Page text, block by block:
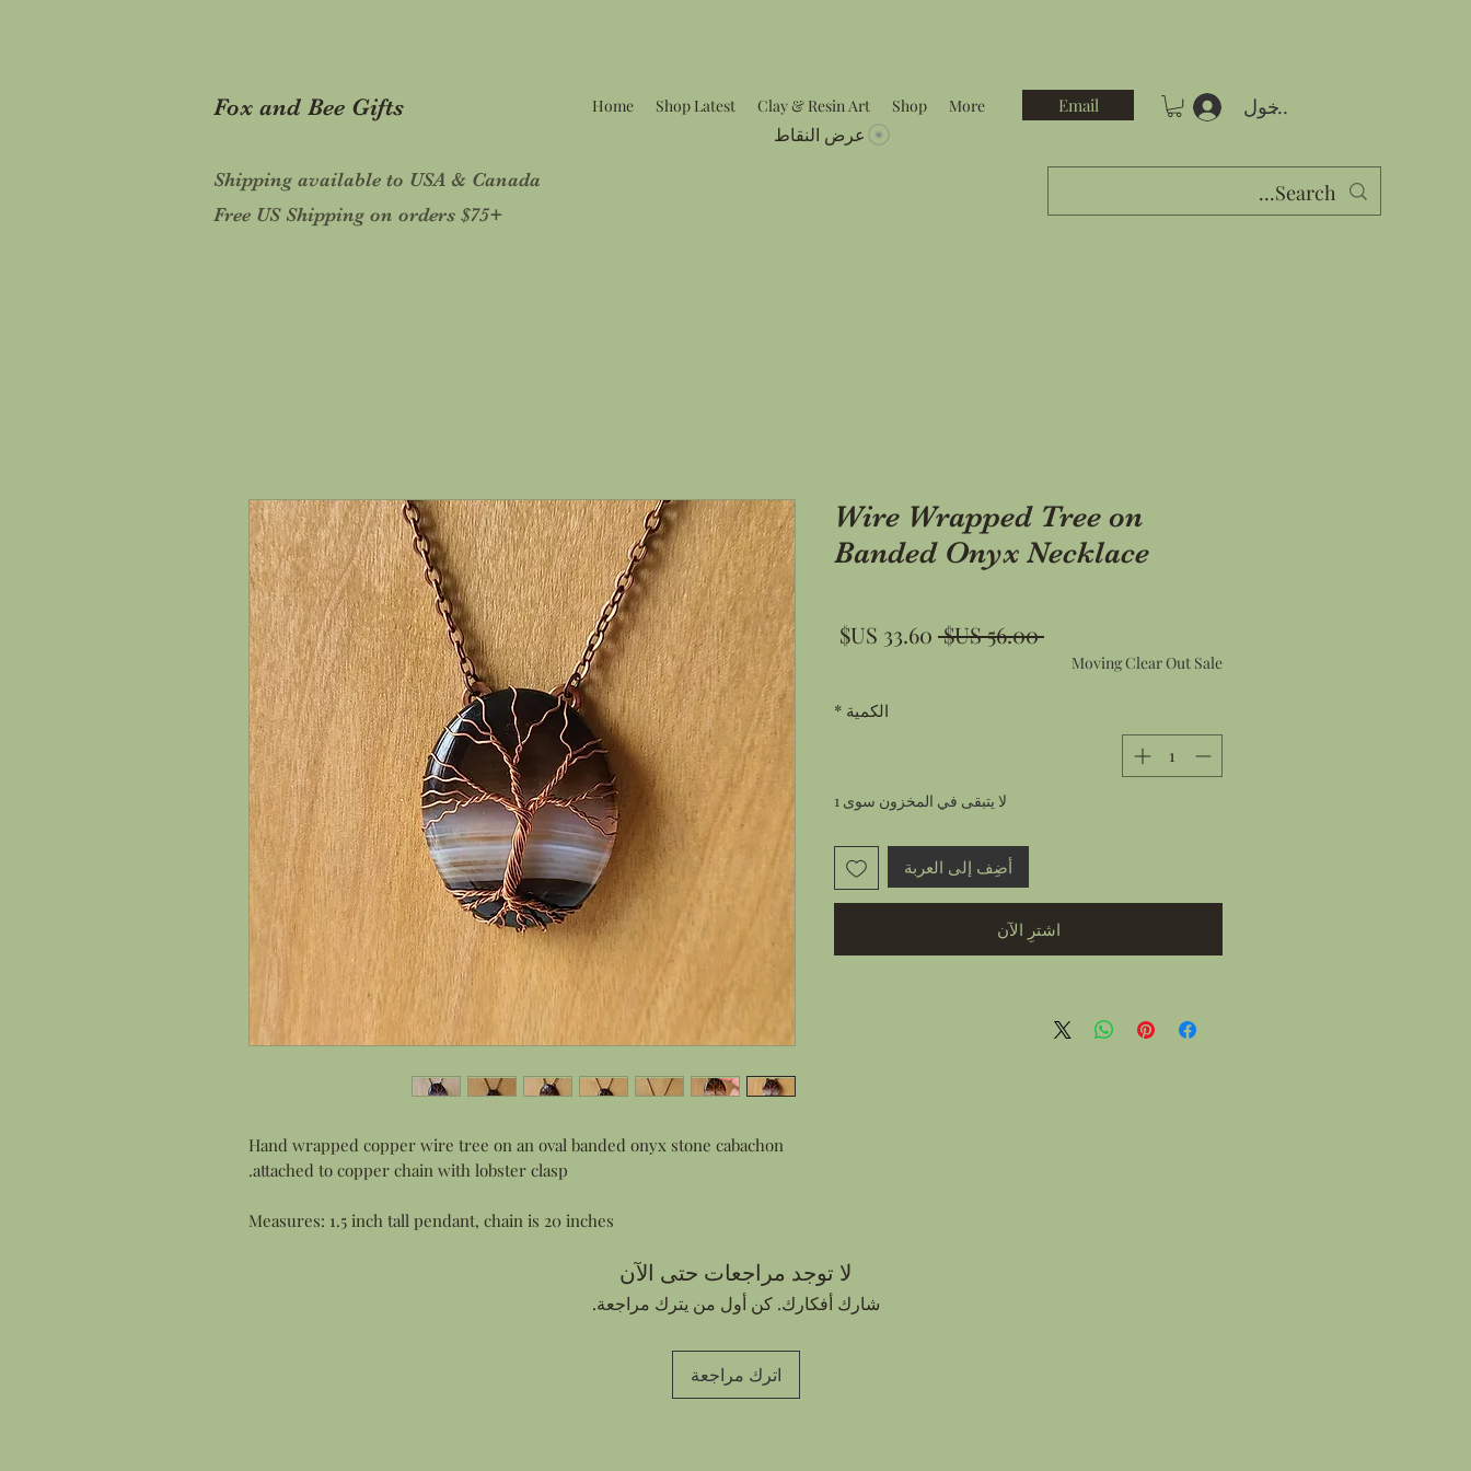
Home Shop Latest Clay & Resin Art Shop More Email تسجيل الدخول Fox and Bee Gifts
Shipping available to USA & Canada
عرض النقاط
Free US Shipping on orders $75+
Hand wrapped copper wire tree on an oval banded onyx stone cabachon
attached to copper chain with lobster clasp.
Measures: 1.5 inch tall pendant, chain is 20 inches
Wire Wrapped Tree on
Banded Onyx Necklace
‏56.00 US$
سعر
Moving Clear Out Sale
الكمية *
لا يتبقى في المخزون سوى 1
أضِف إلى العربة
اشترِ الآن
لا توجد مراجعات حتى الآن
شارك أفكارك. كن أول من يترك مراجعة.
اترك مراجعة